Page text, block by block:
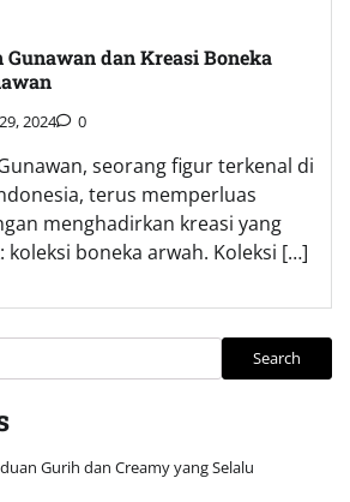
dan Kreasi Boneka
2024 0
seorang figur terkenal di
terus memperluas
menghadirkan kreasi yang
koleksi boneka arwah. Koleksi […]
Search
Gurih dan Creamy yang Selalu